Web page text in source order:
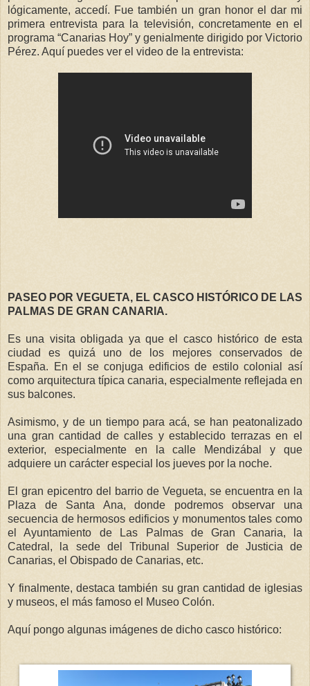
lógicamente, accedí. Fue también un gran honor el dar mi
primera entrevista para la televisión, concretamente en el
programa “Canarias Hoy” y genialmente dirigido por Victorio
Pérez. Aquí puedes ver el video de la entrevista:
PASEO POR VEGUETA, EL CASCO HISTÓRICO DE LAS
PALMAS DE GRAN CANARIA.
Es una visita obligada ya que el casco histórico de esta
ciudad es quizá uno de los mejores conservados de
España. En el se conjuga edificios de estilo colonial así
como arquitectura típica canaria, especialmente reflejada en
sus balcones.
Asimismo, y de un tiempo para acá, se han peatonalizado
una gran cantidad de calles y establecido terrazas en el
exterior, especialmente en la calle Mendizábal y que
adquiere un carácter especial los jueves por la noche.
El gran epicentro del barrio de Vegueta, se encuentra en la
Plaza de Santa Ana, donde podremos observar una
secuencia de hermosos edificios y monumentos tales como
el Ayuntamiento de Las Palmas de Gran Canaria,
la
Catedral , la sede del Tribunal Superior de Justicia de
Canarias, el Obispado de Canarias, etc.
Y finalmente, destaca también su gran cantidad de iglesias
y museos, el más famoso el Museo Colón.
Aquí pongo algunas imágenes de dicho casco histórico: